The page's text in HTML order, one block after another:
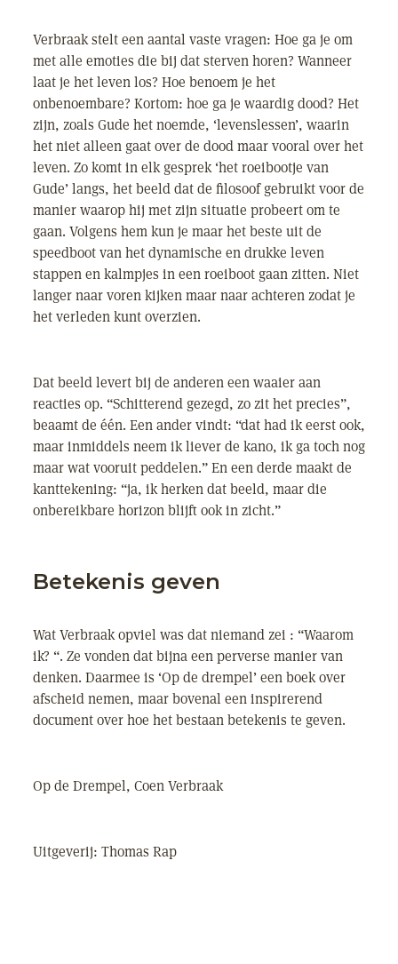
Verbraak stelt een aantal vaste vragen: Hoe ga je om
met alle emoties die bij dat sterven horen? Wanneer
laat je het leven los? Hoe benoem je het
onbenoembare? Kortom: hoe ga je waardig dood? Het
zijn, zoals Gude het noemde, ‘levenslessen’, waarin
het niet alleen gaat over de dood maar vooral over het
leven. Zo komt in elk gesprek ‘het roeibootje van
Gude’ langs, het beeld dat de filosoof gebruikt voor de
manier waarop hij met zijn situatie probeert om te
gaan. Volgens hem kun je maar het beste uit de
speedboot van het dynamische en drukke leven
stappen en kalmpjes in een roeiboot gaan zitten. Niet
langer naar voren kijken maar naar achteren zodat je
het verleden kunt overzien.
Dat beeld levert bij de anderen een waaier aan
reacties op. “Schitterend gezegd, zo zit het precies”,
beaamt de één. Een ander vindt: “dat had ik eerst ook,
maar inmiddels neem ik liever de kano, ik ga toch nog
maar wat vooruit peddelen.” En een derde maakt de
kanttekening: “ja, ik herken dat beeld, maar die
onbereikbare horizon blijft ook in zicht.”
Betekenis geven
Wat Verbraak opviel was dat niemand zei : “Waarom
ik? “. Ze vonden dat bijna een perverse manier van
denken. Daarmee is ‘Op de drempel’ een boek over
afscheid nemen, maar bovenal een inspirerend
document over hoe het bestaan betekenis te geven.
Op de Drempel, Coen Verbraak
Uitgeverij: Thomas Rap